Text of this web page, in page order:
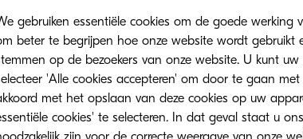
gebruiken essentiële cookies om de goede
beter te begrijpen hoe onze website wordt
op de bezoekers van onze website. U kunt
'Alle cookies accepteren' om door te gaan
met het opslaan van deze cookies op uw
cookies' te selecteren. In dat geval staat u